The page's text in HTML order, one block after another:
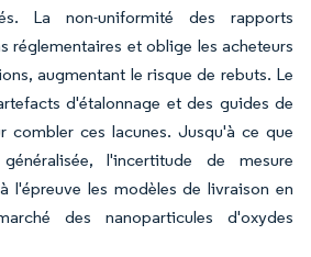
La non-uniformité des rapports
réglementaires et oblige les acheteurs
augmentant le risque de rebuts. Le
d'étalonnage et des guides de
combler ces lacunes. Jusqu'à ce que
l'incertitude de mesure
l'épreuve les modèles de livraison en
des nanoparticules d'oxydes